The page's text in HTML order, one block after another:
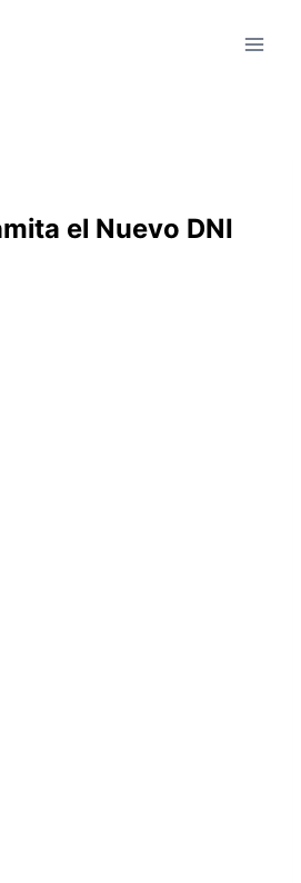
el Nuevo DNI